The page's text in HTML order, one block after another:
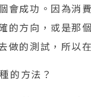
會成功。因為
的方向，或是那
做的測試，所以
的方法？